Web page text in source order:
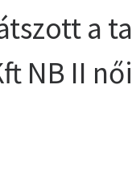
a
NB II